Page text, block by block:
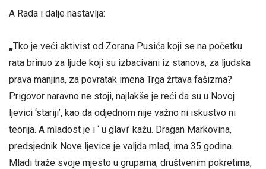
A Rada i dalje nastavlja:
„Tko je veći aktivist od Zorana Pusića koji se na početku
rata brinuo za ljude koji su izbacivani iz stanova, za ljudska
prava manjina, za povratak imena Trga žrtava fašizma?
Prigovor naravno ne stoji, najlakše je reći da su u Novoj
ljevici ‘stariji’, kao da odjednom nije važno ni iskustvo ni
teorija. A mladost je i ‘ u glavi’ kažu. Dragan Markovina,
predsjednik Nove ljevice je valjda mlad, ima 35 godina.
Mladi traže svoje mjesto u grupama, društvenim pokretima,